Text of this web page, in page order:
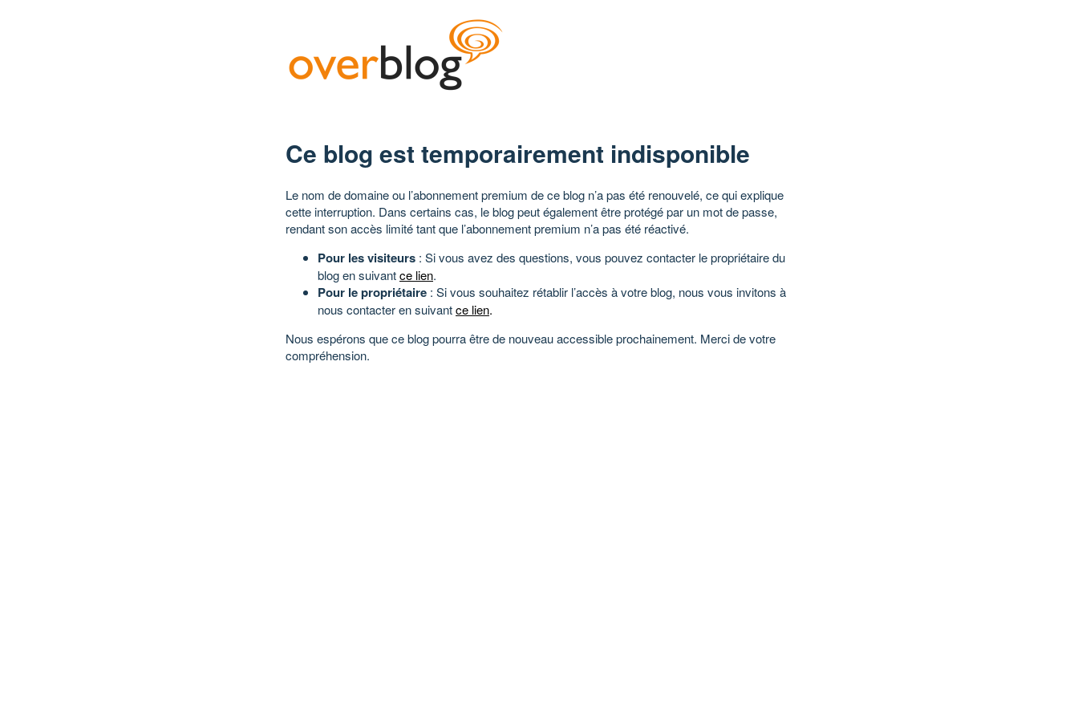
Ce blog est temporairement indisponible
Le nom de domaine ou l’abonnement premium de ce blog n’a pas été renouvelé, ce qui explique
cette interruption. Dans certains cas, le blog peut également être protégé par un mot de passe,
rendant son accès limité tant que l’abonnement premium n’a pas été réactivé.
Pour les visiteurs : Si vous avez des questions, vous pouvez contacter le propriétaire du
blog en suivantce lien.
Pour le propriétaire : Si vous souhaitez rétablir l’accès à votre blog, nous vous invitons à
nous contacter en suivantce lien.
Nous espérons que ce blog pourra être de nouveau accessible prochainement. Merci de votre
compréhension.